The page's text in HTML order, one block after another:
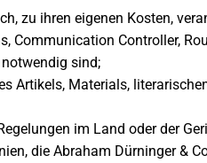
zu ihren eigenen Kosten,
Communication Controller,
sind;
Artikels, Materials,
im Land oder der
die Abraham Dürninger &